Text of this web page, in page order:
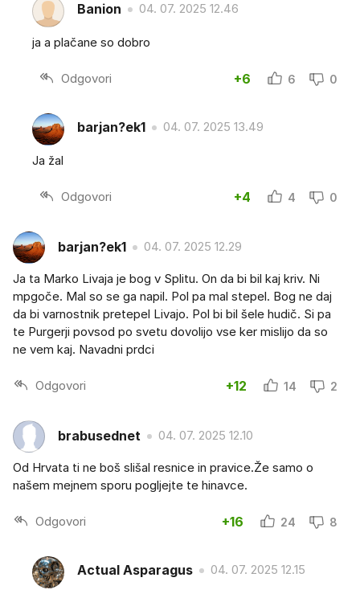
Banion 04. 07. 2025 12.46
ja a plačane so dobro
Odgovori +6 6 0
barjan?ek1 04. 07. 2025 13.49
Ja žal
Odgovori +4 4 0
barjan?ek1 04. 07. 2025 12.29
Ja ta Marko Livaja je bog v Splitu. On da bi bil kaj kriv. Ni
mpgoče. Mal so se ga napil. Pol pa mal stepel. Bog ne daj
da bi varnostnik pretepel Livajo. Pol bi bil šele hudič. Si pa
te Purgerji povsod po svetu dovolijo vse ker mislijo da so
ne vem kaj. Navadni prdci
Odgovori +12 14 2
brabusednet 04. 07. 2025 12.10
Od Hrvata ti ne boš slišal resnice in pravice.Že samo o
našem mejnem sporu pogljejte te hinavce.
Odgovori +16 24 8
Actual Asparagus 04. 07. 2025 12.15